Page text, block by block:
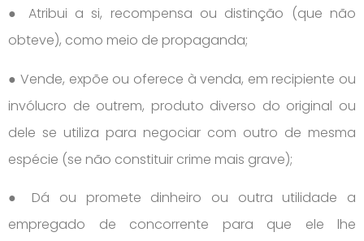
● Atribui a si, recompensa ou distinção (que não
obteve), como meio de propaganda;
● Vende, expõe ou oferece à venda, em recipiente ou
invólucro de outrem, produto diverso do original ou
dele se utiliza para negociar com outro de mesma
espécie (se não constituir crime mais grave);
● Dá ou promete dinheiro ou outra utilidade a
empregado de concorrente para que ele lhe